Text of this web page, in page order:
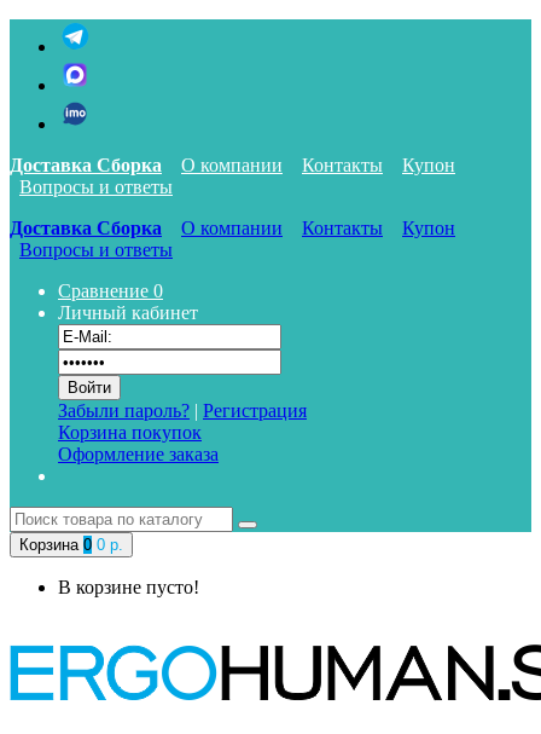
Доставка Сборка О компании Контакты
Купон
Вопросы и ответы
Доставка Сборка
О компании Контакты
Купон
Вопросы и ответы
Сравнение 0
Личный кабинет
Забыли пароль? | Регистрация
Корзина покупок
Оформление заказа
Корзина 0 0 р.
В корзине пусто!